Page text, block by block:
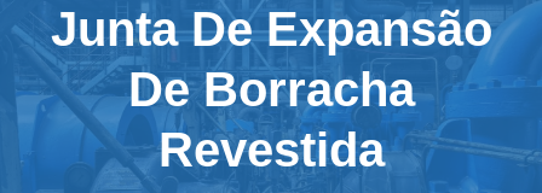
Junta De Expansão
De Borracha
Revestida